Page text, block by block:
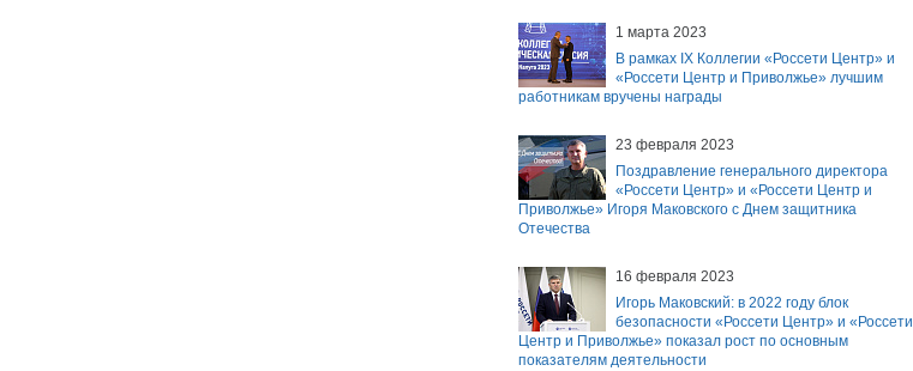
1 марта 2023
В рамках IX Коллегии «Россети Центр» и
«Россети Центр и Приволжье» лучшим
работникам вручены награды
23 февраля 2023
Поздравление генерального директора
«Россети Центр» и «Россети Центр и
Приволжье» Игоря Маковского с Днем защитника
Отечества
16 февраля 2023
Игорь Маковский: в 2022 году блок
безопасности «Россети Центр» и «Россети
Центр и Приволжье» показал рост по основным
показателям деятельности